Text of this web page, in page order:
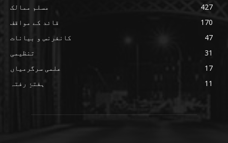
مسلم ممالک
427
قائد کے مواقف
170
کانفرنس و بیانات
47
تنظیمی
31
علمی سرگرمیاں
17
ہفتۂِ رفتہ
11